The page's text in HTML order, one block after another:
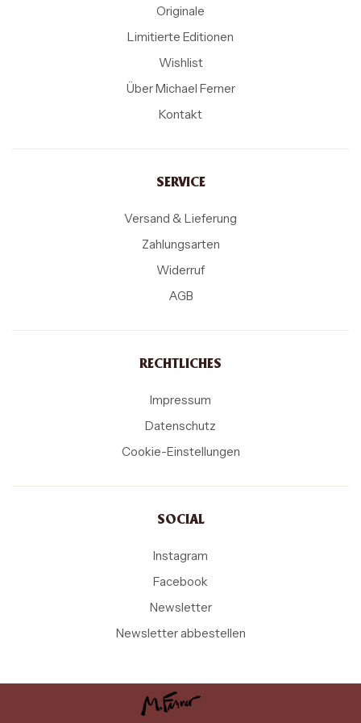
Originale
Limitierte Editionen
Wishlist
Über Michael Ferner
Kontakt
SERVICE
Versand & Lieferung
Zahlungsarten
Widerruf
AGB
RECHTLICHES
Impressum
Datenschutz
Cookie-Einstellungen
SOCIAL
Instagram
Facebook
Newsletter
Newsletter abbestellen